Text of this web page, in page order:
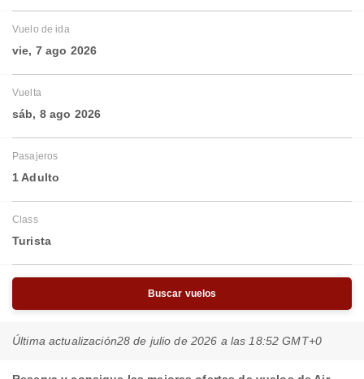
Vuelo de ida
vie, 7 ago 2026
Vuelta
sáb, 8 ago 2026
Pasajeros
1 Adulto
Class
Turista
Buscar vuelos
Última actualización28 de julio de 2026 a las 18:52 GMT+0